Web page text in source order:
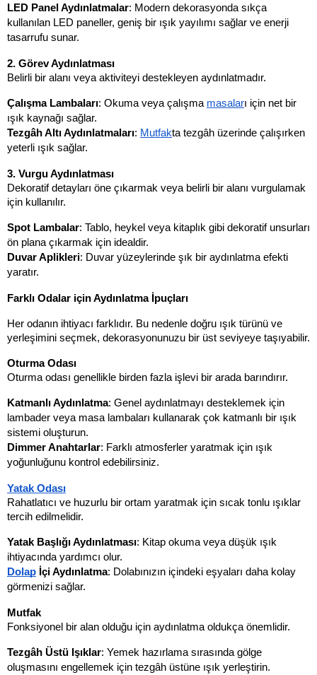
LED Panel Aydınlatmalar: Modern dekorasyonda sıkça
kullanılan LED paneller, geniş bir ışık yayılımı sağlar ve enerji
tasarrufu sunar.
2. Görev Aydınlatması
Belirli bir alanı veya aktiviteyi destekleyen aydınlatmadır.
Çalışma Lambaları: Okuma veya çalışma masaları için net bir
ışık kaynağı sağlar.
Tezgâh Altı Aydınlatmaları: Mutfakta tezgâh üzerinde çalışırken
yeterli ışık sağlar.
3. Vurgu Aydınlatması
Dekoratif detayları öne çıkarmak veya belirli bir alanı vurgulamak
için kullanılır.
Spot Lambalar: Tablo, heykel veya kitaplık gibi dekoratif unsurları
ön plana çıkarmak için idealdir.
Duvar Aplikleri: Duvar yüzeylerinde şık bir aydınlatma efekti
yaratır.
Farklı Odalar için Aydınlatma İpuçları
Her odanın ihtiyacı farklıdır. Bu nedenle doğru ışık türünü ve
yerleşimini seçmek, dekorasyonunuzu bir üst seviyeye taşıyabilir.
Oturma Odası
Oturma odası genellikle birden fazla işlevi bir arada barındırır.
Katmanlı Aydınlatma: Genel aydınlatmayı desteklemek için
lambader veya masa lambaları kullanarak çok katmanlı bir ışık
sistemi oluşturun.
Dimmer Anahtarlar: Farklı atmosferler yaratmak için ışık
yoğunluğunu kontrol edebilirsiniz.
Yatak Odası
Rahatlatıcı ve huzurlu bir ortam yaratmak için sıcak tonlu ışıklar
tercih edilmelidir.
Yatak Başlığı Aydınlatması: Kitap okuma veya düşük ışık
ihtiyacında yardımcı olur.
Dolap İçi Aydınlatma: Dolabınızın içindeki eşyaları daha kolay
görmenizi sağlar.
Mutfak
Fonksiyonel bir alan olduğu için aydınlatma oldukça önemlidir.
Tezgâh Üstü Işıklar: Yemek hazırlama sırasında gölge
oluşmasını engellemek için tezgâh üstüne ışık yerleştirin.